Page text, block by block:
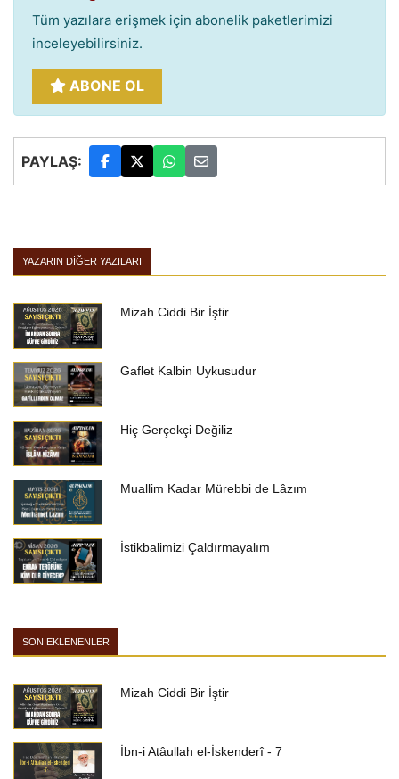
Tüm yazılara erişmek için abonelik paketlerimizi
inceleyebilirsiniz.
ABONE OL
PAYLAŞ:
YAZARIN DIĞER YAZILARI
Mizah Ciddi Bir İştir
Gaflet Kalbin Uykusudur
Hiç Gerçekçi Değiliz
Muallim Kadar Mürebbi de Lâzım
İstikbalimizi Çaldırmayalım
SON EKLENENLER
Mizah Ciddi Bir İştir
İbn-i Atâullah el-İskenderî - 7